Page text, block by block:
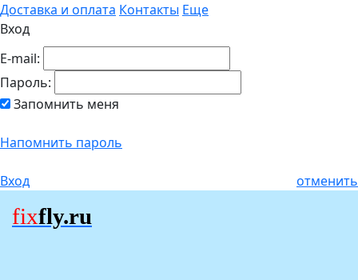
Доставка и оплата Контакты Еще
Вход
E-mail:
Пароль:
Запомнить меня
Напомнить пароль
Вход отменить
fixfly.ru